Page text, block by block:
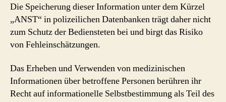
Die Speicherung dieser Information unter dem Kürzel
„ANST“ in polizeilichen Datenbanken trägt daher nicht
zum Schutz der Bediensteten bei und birgt das Risiko
von Fehleinschätzungen.
Das Erheben und Verwenden von medizinischen
Informationen über betroffene Personen berühren ihr
Recht auf informationelle Selbstbestimmung als Teil des